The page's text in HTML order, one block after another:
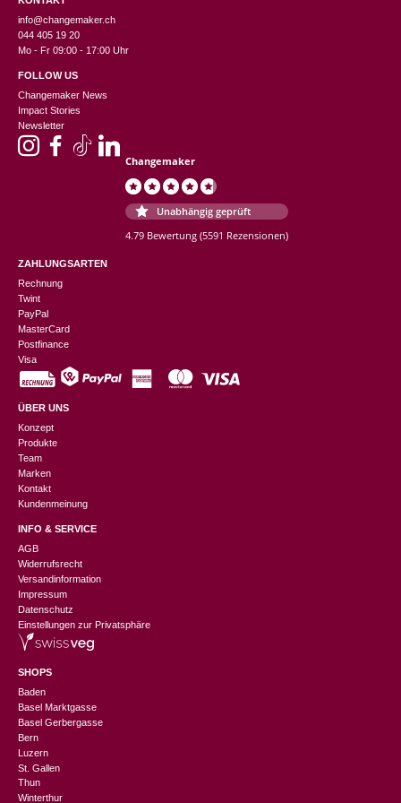
info@changemaker.ch
044 405 19 20
Mo - Fr 09:00 - 17:00 Uhr
FOLLOW US
Changemaker News
Impact Stories
Newsletter
Changemaker
Unabhängig geprüft
4.79 Bewertung (5591 Rezensionen)
ZAHLUNGSARTEN
Rechnung
Twint
PayPal
MasterCard
Postfinance
Visa
ÜBER UNS
Konzept
Produkte
Team
Marken
Kontakt
Kundenmeinung
INFO & SERVICE
AGB
Widerrufsrecht
Versandinformation
Impressum
Datenschutz
Einstellungen zur Privatsphäre
SHOPS
Baden
Basel Marktgasse
Basel Gerbergasse
Bern
Luzern
St. Gallen
Thun
Winterthur